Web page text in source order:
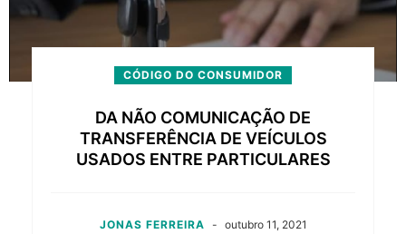
CÓDIGO DO CONSUMIDOR
DA NÃO COMUNICAÇÃO DE
TRANSFERÊNCIA DE VEÍCULOS
USADOS ENTRE PARTICULARES
JONAS FERREIRA - outubro 11, 2021